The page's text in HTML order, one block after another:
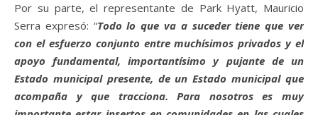
Por su parte, el representante de Park Hyatt, Mauricio
Serra expresó: “Todo lo que va a suceder tiene que ver
con el esfuerzo conjunto entre muchísimos privados y el
apoyo fundamental, importantísimo y pujante de un
Estado municipal presente, de un Estado municipal que
acompaña y que tracciona. Para nosotros es muy